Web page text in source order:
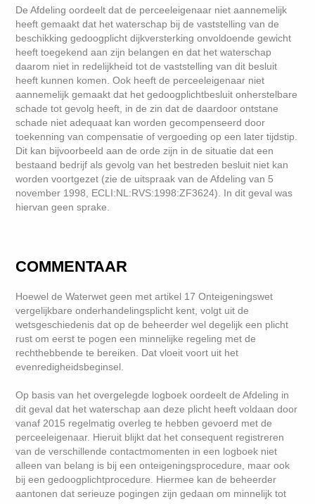
De Afdeling oordeelt dat de perceeleigenaar niet aannemelijk
heeft gemaakt dat het waterschap bij de vaststelling van de
beschikking gedoogplicht dijkversterking onvoldoende gewicht
heeft toegekend aan zijn belangen en dat het waterschap
daarom niet in redelijkheid tot de vaststelling van dit besluit
heeft kunnen komen. Ook heeft de perceeleigenaar niet
aannemelijk gemaakt dat het gedoogplichtbesluit onherstelbare
schade tot gevolg heeft, in de zin dat de daardoor ontstane
schade niet adequaat kan worden gecompenseerd door
toekenning van compensatie of vergoeding op een later tijdstip.
Dit kan bijvoorbeeld aan de orde zijn in de situatie dat een
bestaand bedrijf als gevolg van het bestreden besluit niet kan
worden voortgezet (zie de uitspraak van de Afdeling van 5
november 1998, ECLI:NL:RVS:1998:ZF3624). In dit geval was
hiervan geen sprake.
COMMENTAAR
Hoewel de Waterwet geen met artikel 17 Onteigeningswet
vergelijkbare onderhandelingsplicht kent, volgt uit de
wetsgeschiedenis dat op de beheerder wel degelijk een plicht
rust om eerst te pogen een minnelijke regeling met de
rechthebbende te bereiken. Dat vloeit voort uit het
evenredigheidsbeginsel.
Op basis van het overgelegde logboek oordeelt de Afdeling in
dit geval dat het waterschap aan deze plicht heeft voldaan door
vanaf 2015 regelmatig overleg te hebben gevoerd met de
perceeleigenaar. Hieruit blijkt dat het consequent registreren
van de verschillende contactmomenten in een logboek niet
alleen van belang is bij een onteigeningsprocedure, maar ook
bij een gedoogplichtprocedure. Hiermee kan de beheerder
aantonen dat serieuze pogingen zijn gedaan om minnelijk tot